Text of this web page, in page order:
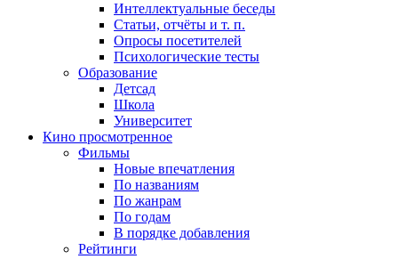
Интеллектуальные беседы
Статьи, отчёты и т. п.
Опросы посетителей
Психологические тесты
Образование
Детсад
Школа
Университет
Кино просмотренное
Фильмы
Новые впечатления
По названиям
По жанрам
По годам
В порядке добавления
Рейтинги